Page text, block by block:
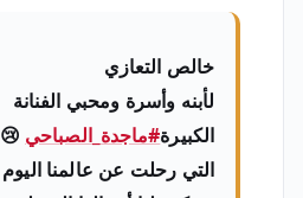
خالص التعازي
لأبنه وأسرة ومحبي الفنانة
الكبيرة#ماجدة_الصباحي 😢
التي رحلت عن عالمنا اليوم